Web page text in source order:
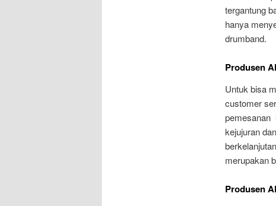
tergantung
hanya
drumband.
Produsen
Untuk bisa
customer
pemesanan
kejujuran
merupakan
Produsen